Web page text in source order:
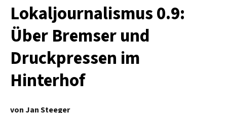
Lokaljournalismus 0.9:
Über Bremser und
Druckpressen im
Hinterhof
von Jan Steeger